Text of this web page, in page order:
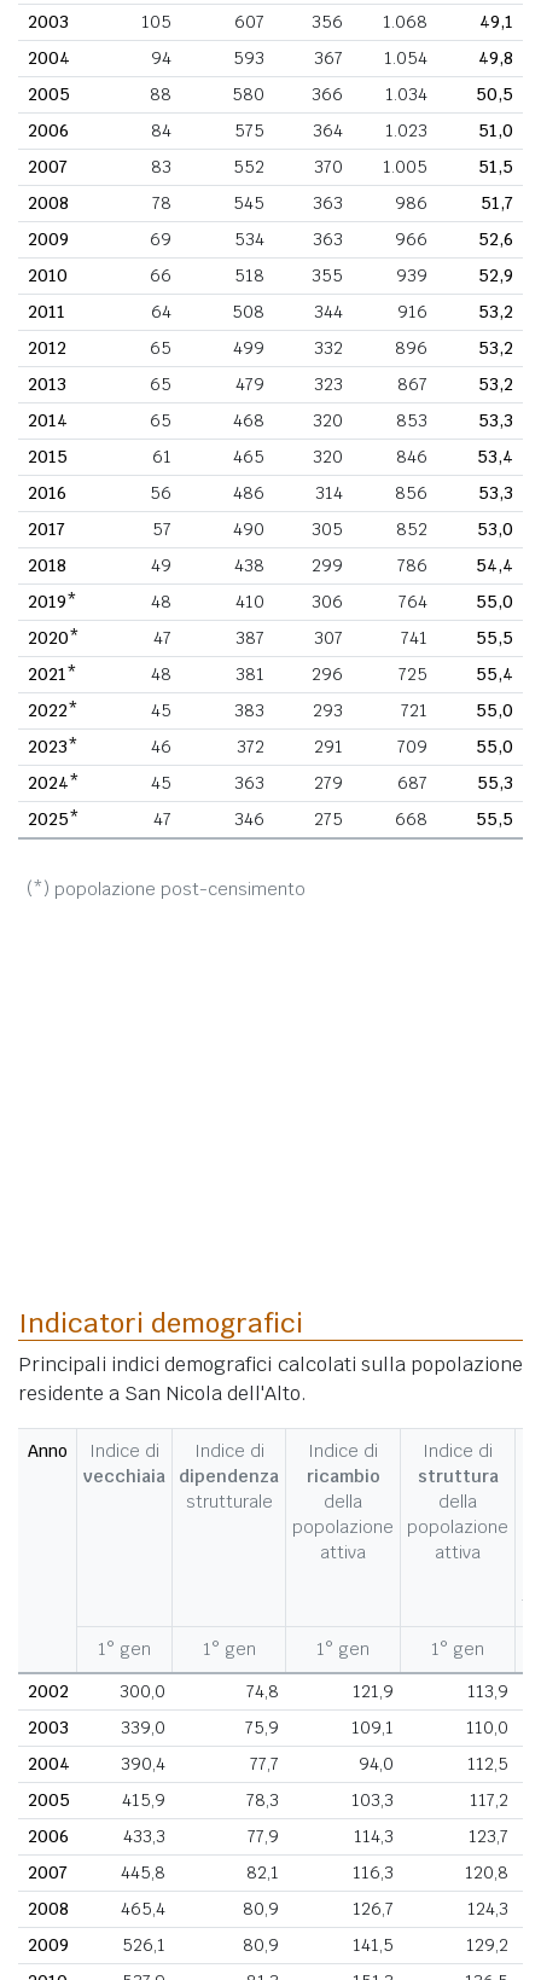
2003
105 607 356 1.068
49,1
2004
94 593 367 1.054
49,8
2005
88 580 366 1.034
50,5
2006
84 575 364 1.023
51,0
2007
83 552 370 1.005
51,5
2008
78 545 363 986
51,7
2009
69 534 363 966
52,6
2010
66 518 355 939
52,9
2011
64 508 344 916
53,2
2012
65 499 332 896
53,2
2013
65 479 323 867
53,2
2014
65 468 320 853
53,3
2015
61 465 320 846
53,4
2016
56 486 314 856
53,3
2017
57 490 305 852
53,0
2018
49 438 299 786
54,4
2019*
48 410 306 764
55,0
2020*
47 387 307 741
55,5
2021*
48 381 296 725
55,4
2022*
45 383 293 721
55,0
2023*
46 372 291 709
55,0
2024*
45 363 279 687
55,3
2025*
47 346 275 668 55,5
(*) popolazione post-censimento
Indicatori demografici
Principali indici demografici calcolati sulla popolazione
residente a San Nicola dell'Alto.
Anno
Indice di
vecchiaia
Indice di
dipendenza
strutturale
Indice di
ricambio
della
popolazione
attiva
Indice di
struttura
della
popolazione
attiva
1° gen 1° gen 1° gen 1° gen
2002
300,0 74,8 121,9
113,9
2003
339,0 75,9 109,1
110,0
2004
390,4 77,7 94,0
112,5
2005
415,9 78,3 103,3
117,2
2006
433,3 77,9 114,3
123,7
2007
445,8 82,1 116,3
120,8
2008
465,4 80,9 126,7
124,3
2009
526,1 80,9 141,5
129,2